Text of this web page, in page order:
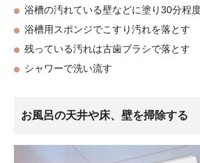
浴槽の汚れている壁などに塗り30分程
浴槽用スポンジでこすり汚れを落とす
残っている汚れは古歯ブラシで落とす
シャワーで洗い流す
お風呂の天井や床、壁を掃除する